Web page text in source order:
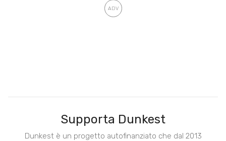
Supporta Dunkest
Dunkest è un progetto autofinanziato che dal 2013